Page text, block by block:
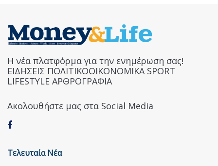
Η νέα πλατφόρμα για την ενημέρωση σας!
ΕΙΔΗΣΕΙΣ ΠΟΛΙΤΙΚΟΟΙΚΟΝΟΜΙΚΑ SPORT
LIFESTYLE ΑΡΘΡΟΓΡΑΦΙΑ
Ακολουθήστε μας στα Social Media
Τελευταία Νέα